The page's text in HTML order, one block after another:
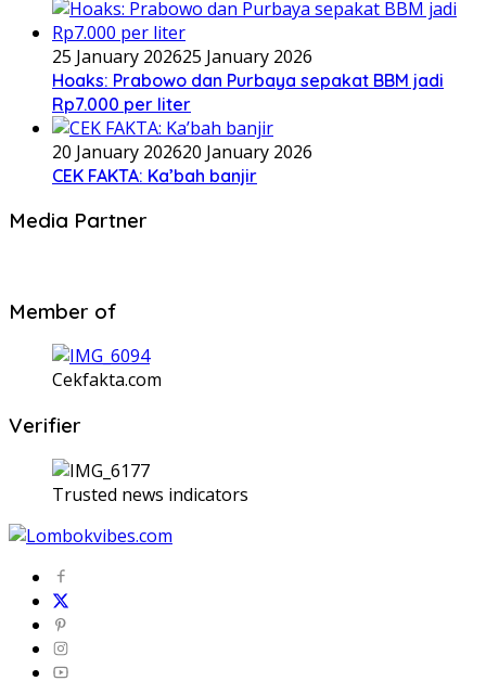
25 January 202625 January 2026
Hoaks: Prabowo dan Purbaya sepakat BBM jadi
Rp7.000 per liter
20 January 202620 January 2026
CEK FAKTA: Ka’bah banjir
Media Partner
Member of
Cekfakta.com
Verifier
Trusted news indicators